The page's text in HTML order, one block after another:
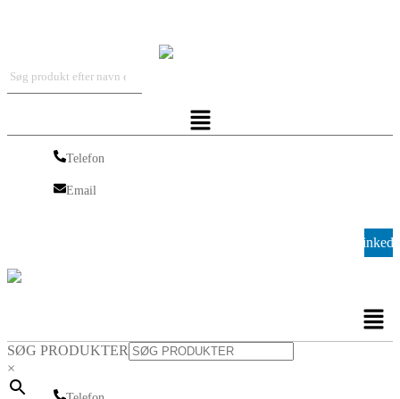
Menu
Telefon
Email
Menu
SØG PRODUKTER
×